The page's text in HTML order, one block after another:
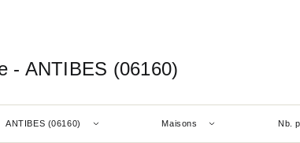
- ANTIBES (06160)
ANTIBES (06160) Maisons Nb.